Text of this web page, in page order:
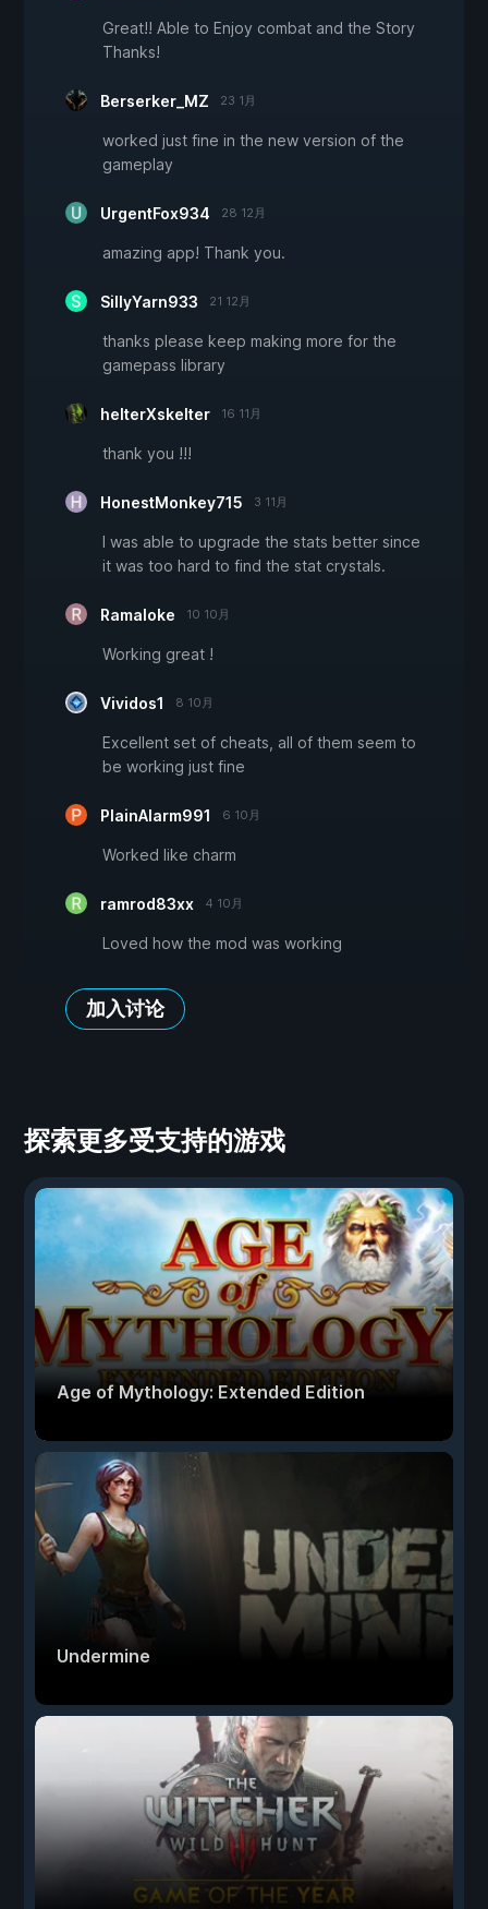
Great!! Able to Enjoy combat and the Story
Thanks!
Berserker_MZ 23 1月
worked just fine in the new version of the
gameplay
UrgentFox934 28 12月
amazing app! Thank you.
SillyYarn933 21 12月
thanks please keep making more for the
gamepass library
helterXskelter 16 11月
thank you !!!
HonestMonkey715 3 11月
I was able to upgrade the stats better since
it was too hard to find the stat crystals.
Ramaloke 10 10月
Working great !
Vividos1 8 10月
Excellent set of cheats, all of them seem to
be working just fine
PlainAlarm991 6 10月
Worked like charm
ramrod83xx 4 10月
Loved how the mod was working
加入讨论
探索更多受支持的游戏
Age of Mythology: Extended Edition
Undermine